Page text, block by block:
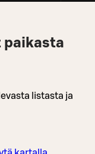
paikasta
listasta ja